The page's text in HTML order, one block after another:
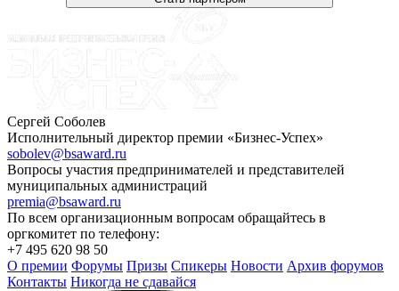
Сергей Соболев
Исполнительный директор премии «Бизнес-Успех»
sobolev@bsaward.ru
Вопросы участия предпринимателей и представителей
муниципальных администраций
premia@bsaward.ru
По всем организационным вопросам обращайтесь в
оргкомитет по телефону:
+7 495 620 98 50
О премии Форумы Призы Спикеры Новости Архив форумов
Контакты Никогда не сдавайся